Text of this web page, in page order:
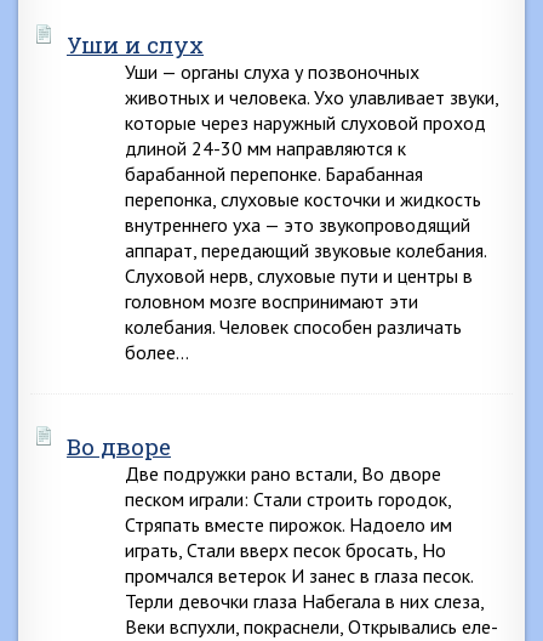
Уши и слух
Уши — органы слуха у позвоночных
животных и человека. Ухо улавливает звуки,
которые через наружный слуховой проход
длиной 24-30 мм направляются к
барабанной перепонке. Барабанная
перепонка, слуховые косточки и жидкость
внутреннего уха — это звукопроводящий
аппарат, передающий звуковые колебания.
Слуховой нерв, слуховые пути и центры в
головном мозге воспринимают эти
колебания. Человек способен различать
более…
Во дворе
Две подружки рано встали, Во дворе
песком играли: Стали строить городок,
Стряпать вместе пирожок. Надоело им
играть, Стали вверх песок бросать, Но
промчался ветерок И занес в глаза песок.
Терли девочки глаза Набегала в них слеза,
Веки вспухли, покраснели, Открывались еле-